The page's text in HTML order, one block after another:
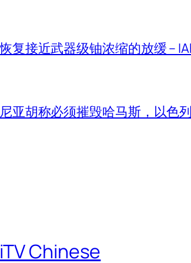
复接近武器级铀浓缩的放缓 –
亚胡称必须摧毁哈马斯，以色
Chinese